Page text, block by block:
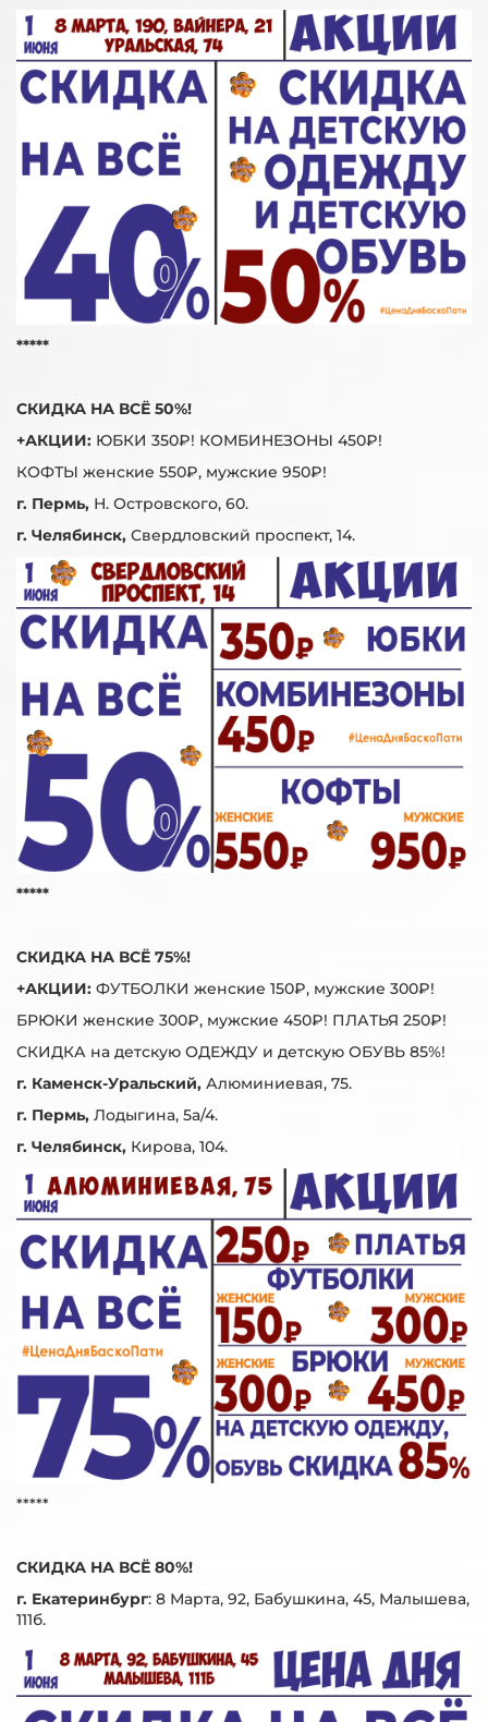
*****
СКИДКА НА ВСЁ 50%!
+АКЦИИ: ЮБКИ 350₽! КОМБИНЕЗОНЫ 450₽!
КОФТЫ женские 550₽, мужские 950₽!
г. Пермь, Н. Островского, 60.
г. Челябинск, Свердловский проспект, 14.
*****
СКИДКА НА ВСЁ 75%!
+АКЦИИ: ФУТБОЛКИ женские 150₽, мужские 300₽!
БРЮКИ женские 300₽, мужские 450₽! ПЛАТЬЯ 250₽!
СКИДКА на детскую ОДЕЖДУ и детскую ОБУВЬ 85%!
г. Каменск-Уральский, Алюминиевая, 75.
г. Пермь, Лодыгина, 5а/4.
г. Челябинск, Кирова, 104.
*****
СКИДКА НА ВСЁ 80%!
г. Екатеринбург: 8 Марта, 92, Бабушкина, 45, Малышева,
111б.